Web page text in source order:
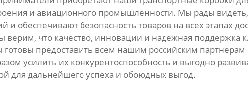
и авиационного промышленности. Мы рады
и обеспечивают безопасность товаров на всех этапах
верим, что качество, инновации и надежная
предоставить всем нашим российским
усилить их конкурентоспособность и выгодно
для дальнейшего успеха и обоюдных выгод.